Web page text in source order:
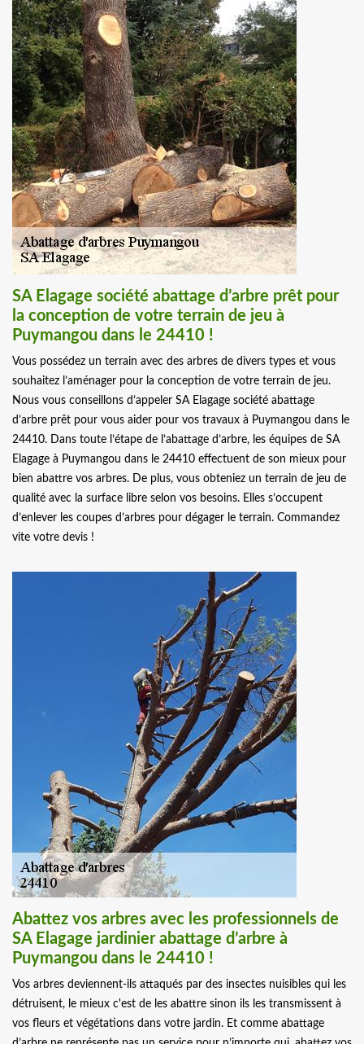
SA Elagage société abattage d’arbre prêt pour
la conception de votre terrain de jeu à
Puymangou dans le 24410 !
Vous possédez un terrain avec des arbres de divers types et vous
souhaitez l’aménager pour la conception de votre terrain de jeu.
Nous vous conseillons d’appeler SA Elagage société abattage
d’arbre prêt pour vous aider pour vos travaux à Puymangou dans le
24410. Dans toute l’étape de l’abattage d’arbre, les équipes de SA
Elagage à Puymangou dans le 24410 effectuent de son mieux pour
bien abattre vos arbres. De plus, vous obteniez un terrain de jeu de
qualité avec la surface libre selon vos besoins. Elles s’occupent
d’enlever les coupes d’arbres pour dégager le terrain. Commandez
vite votre devis !
Abattez vos arbres avec les professionnels de
SA Elagage jardinier abattage d’arbre à
Puymangou dans le 24410 !
Vos arbres deviennent-ils attaqués par des insectes nuisibles qui les
détruisent, le mieux c'est de les abattre sinon ils les transmissent à
vos fleurs et végétations dans votre jardin. Et comme abattage